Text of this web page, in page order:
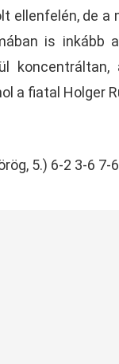
ellenfelén, de a
is inkább
koncentráltan,
a fiatal Holger
5.) 6-2 3-6 7-6